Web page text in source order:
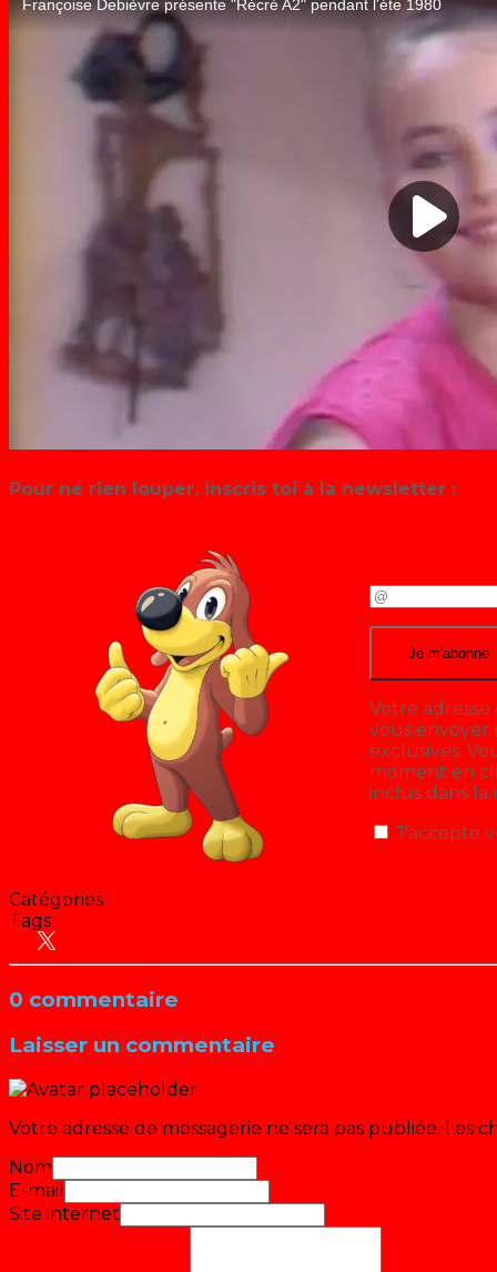
Pour ne rien louper, inscris toi à la newsletter :
Votre
vous
exclusives.
moment en
inclus dans la
J'accepte
Catégories :
Tags:
0 commentaire
Laisser un commentaire
Votre adresse de messagerie ne sera pas publiée. Les
Nom
E-mail
Site internet